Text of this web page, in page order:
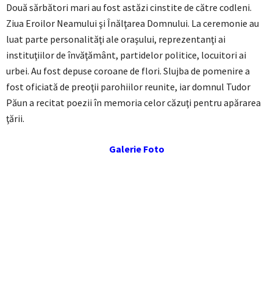
Două sărbători mari au fost astăzi cinstite de către codleni.
Ziua Eroilor Neamului şi Înălţarea Domnului. La ceremonie au
luat parte personalităţi ale oraşului, reprezentanţi ai
instituţiilor de învăţământ, partidelor politice, locuitori ai
urbei. Au fost depuse coroane de flori. Slujba de pomenire a
fost oficiată de preoţii parohiilor reunite, iar domnul Tudor
Păun a recitat poezii în memoria celor căzuţi pentru apărarea
ţării.
Galerie Foto